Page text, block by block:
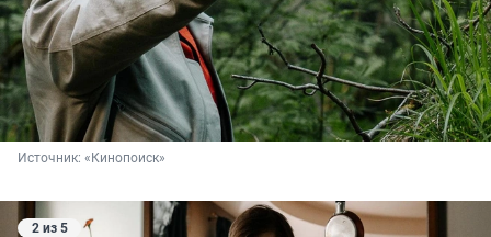
Источник: «Кинопоиск»
2 из 5